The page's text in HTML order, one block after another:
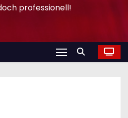
professionell!